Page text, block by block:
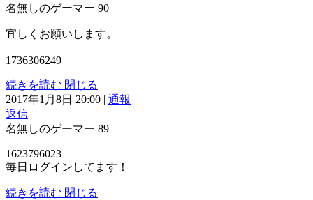
名無しのゲーマー 90
宜しくお願いします。
1736306249
続きを読む 閉じる
2017年1月8日 20:00 | 通報
返信
名無しのゲーマー 89
1623796023
毎日ログインしてます！
続きを読む 閉じる